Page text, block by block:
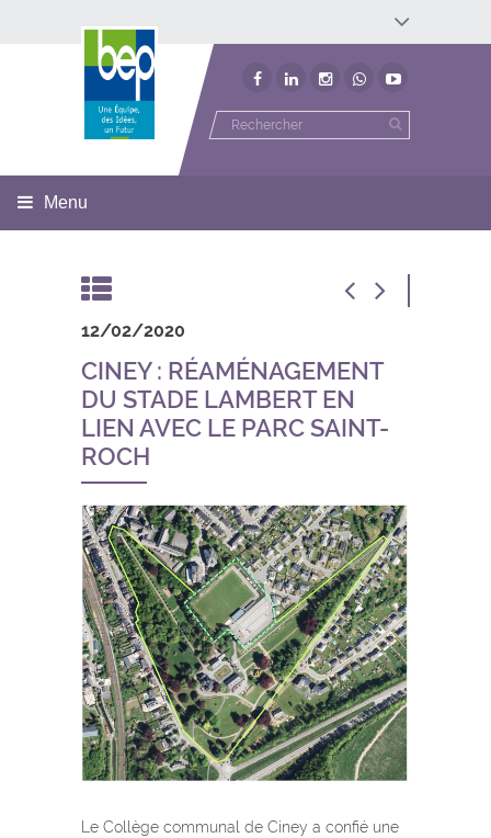
Développement économique
Développement territorial
Menu
12/02/2020
CINEY : RÉAMÉNAGEMENT
DU STADE LAMBERT EN
LIEN AVEC LE PARC SAINT-
ROCH
Le Collège communal de Ciney a confié une